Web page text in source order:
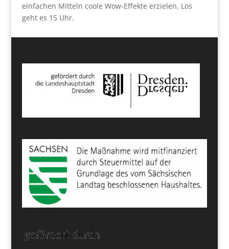
einfachen Mitteln coole Wow-Effekte erzielen. Los
geht es 15 Uhr.